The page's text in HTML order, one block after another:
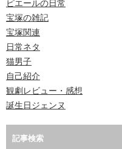
ピエールの日常
宝塚の雑記
宝塚関連
日常ネタ
猫男子
自己紹介
観劇レビュー・感想
誕生日ジェンヌ
記事検索